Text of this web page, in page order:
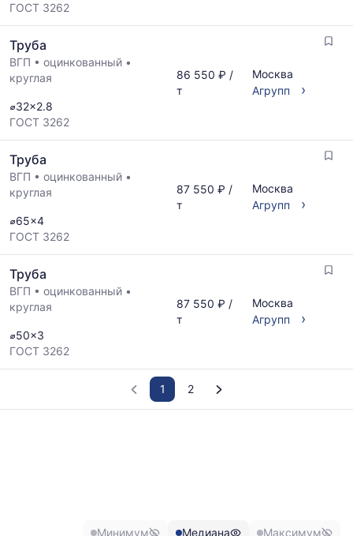
ГОСТ 3262
Труба
ВГП • оцинкованный •
круглая
⌀32x2.8
ГОСТ 3262
86 550 ₽ /
т
Москва
Агрупп
›
Труба
ВГП • оцинкованный •
круглая
⌀65x4
ГОСТ 3262
87 550 ₽ /
т
Москва
Агрупп
›
Труба
ВГП • оцинкованный •
круглая
⌀50x3
ГОСТ 3262
87 550 ₽ /
т
Москва
Агрупп
›
1 2
Минимум Медиана Максимум